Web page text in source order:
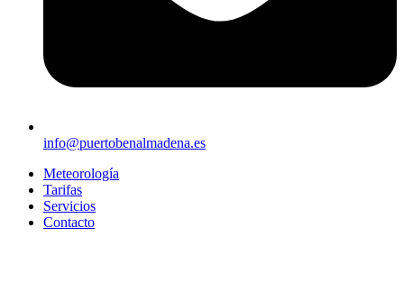
info@puertobenalmadena.es
Meteorología
Tarifas
Servicios
Contacto